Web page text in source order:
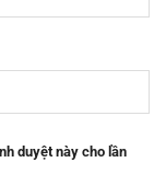
duyệt này cho lần